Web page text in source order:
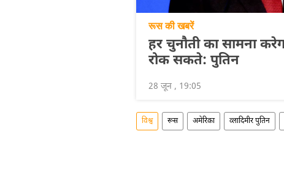
रूस की खबरें
हर चुनौती का सामना
रोक सकते: पुतिन
28 जून , 19:05
विश्व रूस अमेरिका व्लादिमीर पुतिन